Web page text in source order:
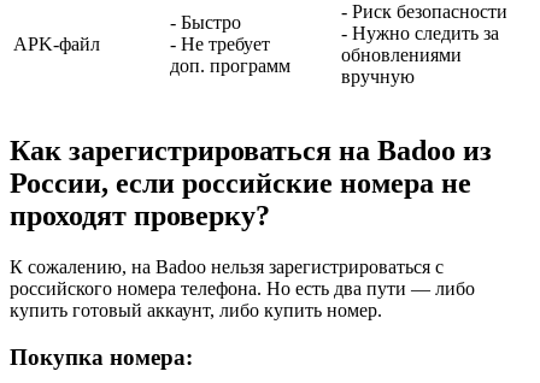
APK-файл
- Быстро
- Не требует
доп. программ
- Риск безопасности
- Нужно следить за
обновлениями
вручную
Как зарегистрироваться на Badoo из
России, если российские номера не
проходят проверку?
К сожалению, на Badoo нельзя зарегистрироваться с
российского номера телефона. Но есть два пути — либо
купить готовый аккаунт, либо купить номер.
Покупка номера: